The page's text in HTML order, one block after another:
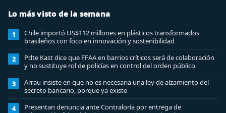
Lo más visto de la semana
1
Chile importó US$112 millones en plásticos transformados
brasileños con foco en innovación y sostenibilidad
2
Pdte Kast dice que FFAA en barrios críticos será de colaboración
y no sustituye rol de policías en control del orden público
3
Arrau insiste en que no es necesaria una ley de alzamiento del
secreto bancario, porque ya existe
4
Presentan denuncia ante Contraloría por entrega de